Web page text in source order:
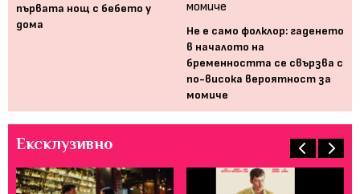
първата нощ с бебето у
дома
Не е само фолклор: гаденето
в началото на
бременността се свързва с
по-висока вероятност за
момиче
Ексклузивно